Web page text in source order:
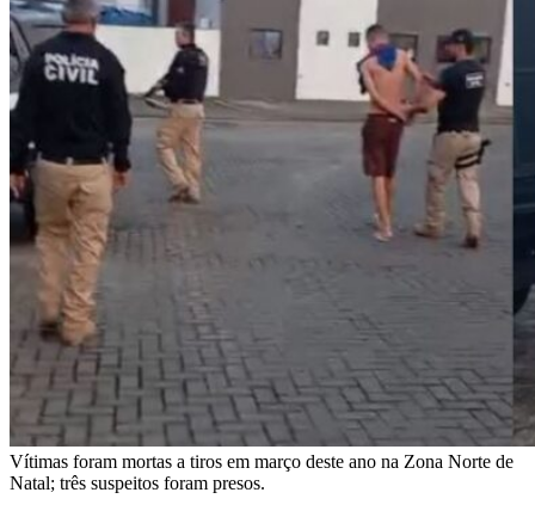
Vítimas foram mortas a tiros em março deste ano na Zona Norte de
Natal; três suspeitos foram presos.